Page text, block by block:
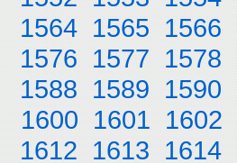
1564 1565 1566
1576 1577 1578
1588 1589 1590
1600 1601 1602
1612 1613 1614